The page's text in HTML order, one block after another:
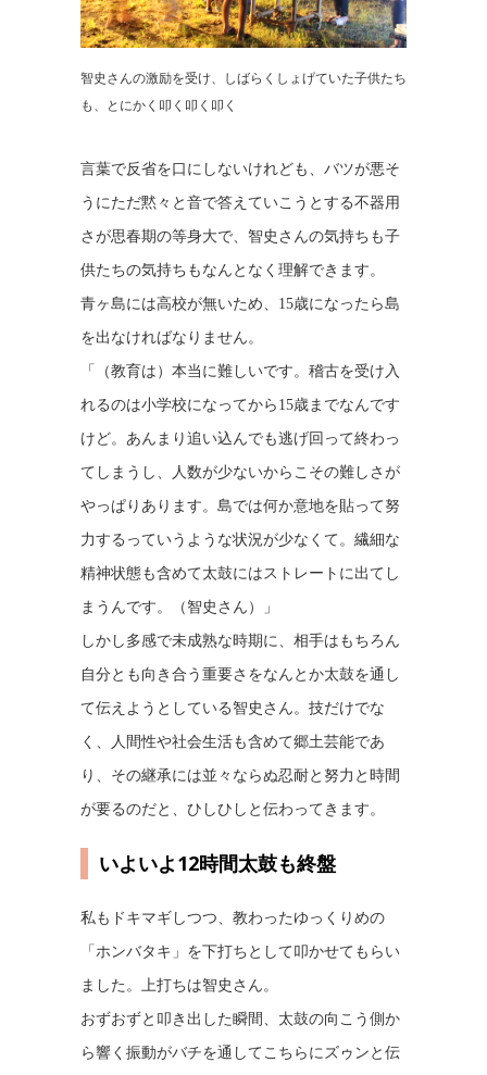
智史さんの激励を受け、しばらくしょげていた子供たち
も、とにかく叩く叩く叩く
言葉で反省を口にしないけれども、バツが悪そ
うにただ黙々と音で答えていこうとする不器用
さが思春期の等身大で、智史さんの気持ちも子
供たちの気持ちもなんとなく理解できます。
青ヶ島には高校が無いため、15歳になったら島
を出なければなりません。
「（教育は）本当に難しいです。稽古を受け入
れるのは小学校になってから15歳までなんです
けど。あんまり追い込んでも逃げ回って終わっ
てしまうし、人数が少ないからこその難しさが
やっぱりあります。島では何か意地を貼って努
力するっていうような状況が少なくて。繊細な
精神状態も含めて太鼓にはストレートに出てし
まうんです。（智史さん）」
しかし多感で未成熟な時期に、相手はもちろん
自分とも向き合う重要さをなんとか太鼓を通し
て伝えようとしている智史さん。技だけでな
く、人間性や社会生活も含めて郷土芸能であ
り、その継承には並々ならぬ忍耐と努力と時間
が要るのだと、ひしひしと伝わってきます。
いよいよ12時間太鼓も終盤
私もドキマギしつつ、教わったゆっくりめの
「ホンバタキ」を下打ちとして叩かせてもらい
ました。上打ちは智史さん。
おずおずと叩き出した瞬間、太鼓の向こう側か
ら響く振動がバチを通してこちらにズゥンと伝